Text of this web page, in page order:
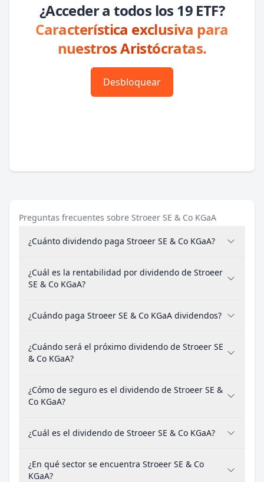
¿Acceder a todos los 19 ETF?
Característica exclusiva para
nuestros Aristócratas.
Desbloquear
Preguntas frecuentes sobre Stroeer SE & Co KGaA
¿Cuánto dividendo paga Stroeer SE & Co KGaA?
¿Cuál es la rentabilidad por dividendo de Stroeer
SE & Co KGaA?
¿Cuándo paga Stroeer SE & Co KGaA dividendos?
¿Cuándo será el próximo dividendo de Stroeer SE
& Co KGaA?
¿Cómo de seguro es el dividendo de Stroeer SE &
Co KGaA?
¿Cuál es el dividendo de Stroeer SE & Co KGaA?
¿En qué sector se encuentra Stroeer SE & Co
KGaA?